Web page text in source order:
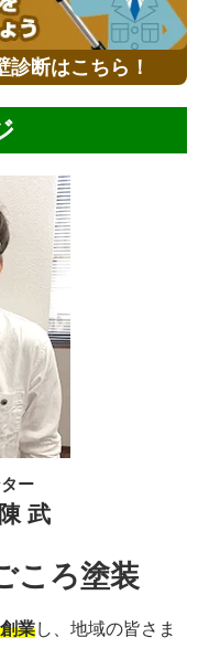
断はこちら！
ー
武
ころ塗装
業し、地域の皆さま